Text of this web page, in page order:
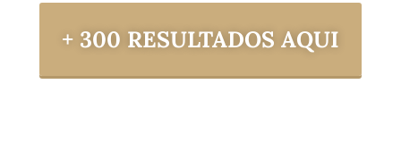
+ 300 RESULTADOS AQUI